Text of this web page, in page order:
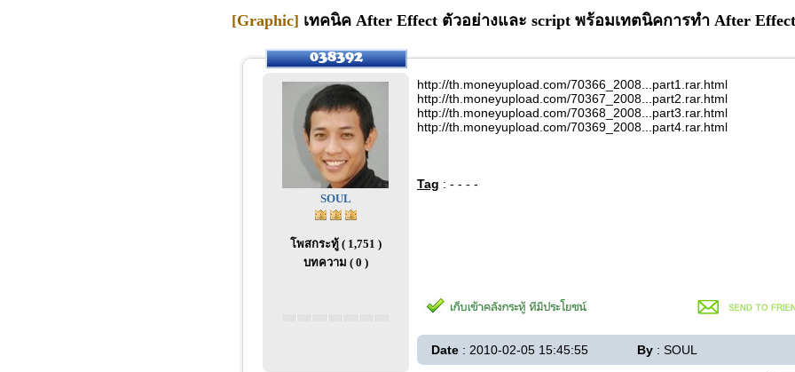
[Graphic] เทคนิค After Effect ตัวอย่างและ script พร้อมเทตนิคการทำ After
SOUL
โพสกระทู้ ( 1,751 )
บทความ ( 0 )
http://th.moneyupload.com/70366_2008...part1.rar.html
http://th.moneyupload.com/70367_2008...part2.rar.html
http://th.moneyupload.com/70368_2008...part3.rar.html
http://th.moneyupload.com/70369_2008...part4.rar.html
Tag : - - - -
Date : 2010-02-05 15:45:55 By : SOUL